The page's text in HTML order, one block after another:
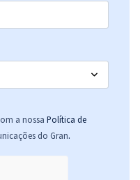
a nossa Política de
do Gran.